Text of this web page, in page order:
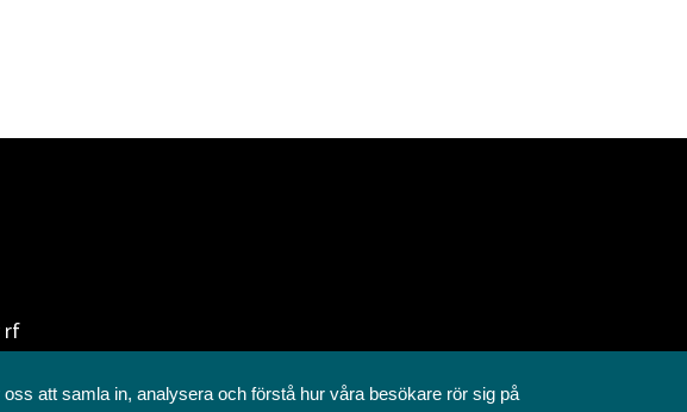
rf
att samla in, analysera och förstå hur våra besökare rör sig på